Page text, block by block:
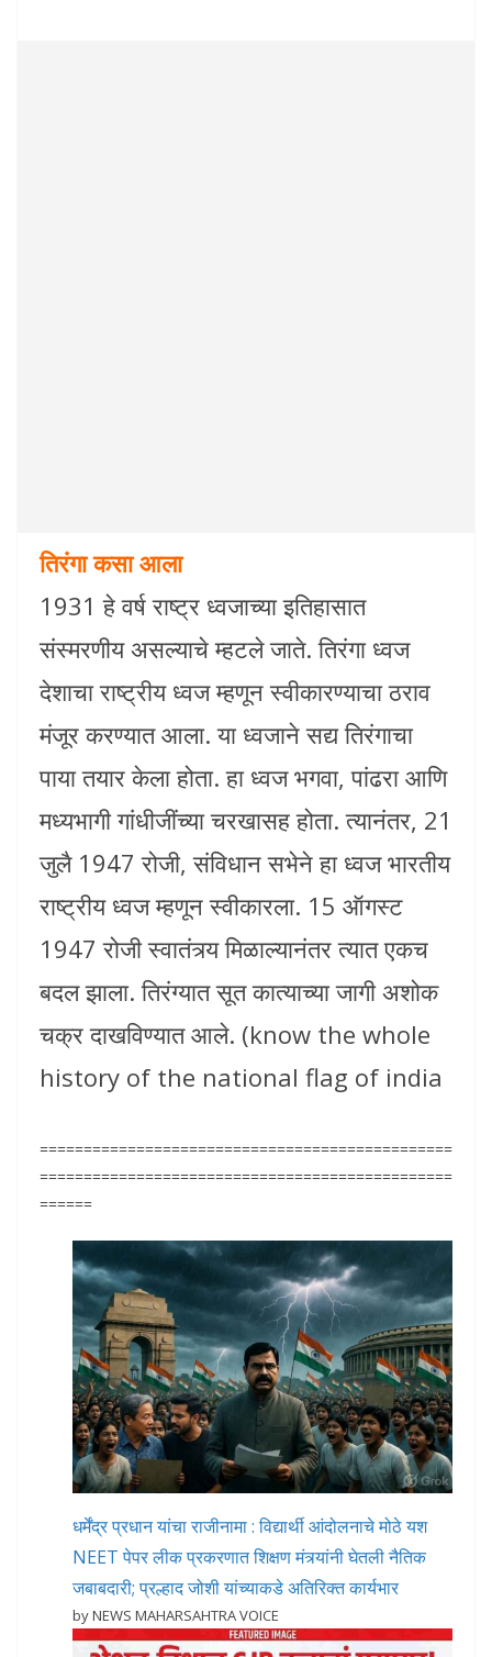
तिरंगा कसा आला
1931 हे वर्ष राष्ट्र ध्वजाच्या इतिहासात
संस्मरणीय असल्याचे म्हटले जाते. तिरंगा ध्वज
देशाचा राष्ट्रीय ध्वज म्हणून स्वीकारण्याचा ठराव
मंजूर करण्यात आला. या ध्वजाने सद्य तिरंगाचा
पाया तयार केला होता. हा ध्वज भगवा, पांढरा आणि
मध्यभागी गांधीजींच्या चरखासह होता. त्यानंतर, 21
जुलै 1947 रोजी, संविधान सभेने हा ध्वज भारतीय
राष्ट्रीय ध्वज म्हणून स्वीकारला. 15 ऑगस्ट
1947 रोजी स्वातंत्र्य मिळाल्यानंतर त्यात एकच
बदल झाला. तिरंग्यात सूत कात्याच्या जागी अशोक
चक्र दाखविण्यात आले. (know the whole
history of the national flag of india
===============================================
===============================================
======
धर्मेंद्र प्रधान यांचा राजीनामा : विद्यार्थी आंदोलनाचे मोठे यश
NEET पेपर लीक प्रकरणात शिक्षण मंत्र्यांनी घेतली नैतिक
जबाबदारी; प्रल्हाद जोशी यांच्याकडे अतिरिक्त कार्यभार
by NEWS MAHARSAHTRA VOICE